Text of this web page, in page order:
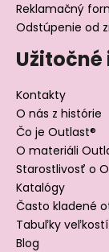
Reklamačný
Odstúpenie od
Kontakty
O nás z histórie
Čo je Outlast®
O materiáli
Starostlivosť o
Katalógy
Často kladené
Tabuľky veľkostí
Blog